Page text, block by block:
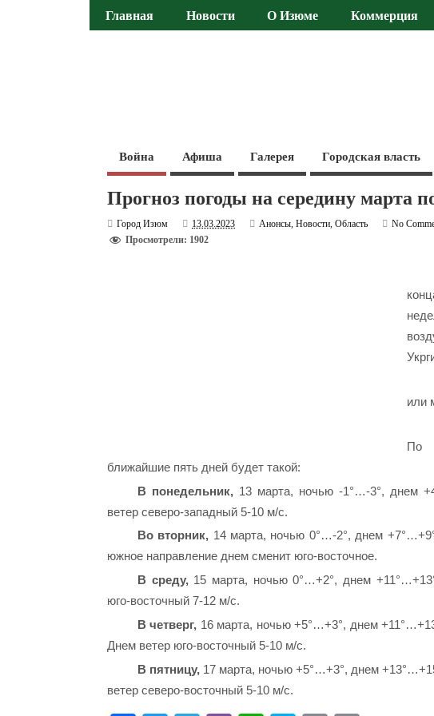
Главная Новости О Изюме Коммерция
Война Афиша Галерея Городская власть
Прогноз погоды на середину марта
Город Изюм 13.03.2023 Анонсы,Новости,Область
No
Просмотрели: 1902
или
По
ближайшие пять дней будет такой:
В понедельник,13 марта, ночью -1°…-3°, днем
ветер северо-западный 5-10 м/с.
Во вторник, 14 марта, ночью 0°…-2°, днем
южное направление днем сменит юго-восточное.
В среду,15 марта, ночью 0°…+2°, днем
юго-восточный 7-12 м/с.
В четверг, 16 марта, ночью +5°…+3°, днем
Днем ветер юго-восточный 5-10 м/с.
В пятницу,17 марта, ночью +5°…+3°, днем
ветер северо-восточный 5-10 м/с.